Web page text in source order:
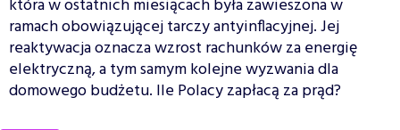
która w ostatnich miesiącach była zawieszona w
ramach obowiązującej tarczy antyinflacyjnej. Jej
reaktywacja oznacza wzrost rachunków za energię
elektryczną, a tym samym kolejne wyzwania dla
domowego budżetu. Ile Polacy zapłacą za prąd?